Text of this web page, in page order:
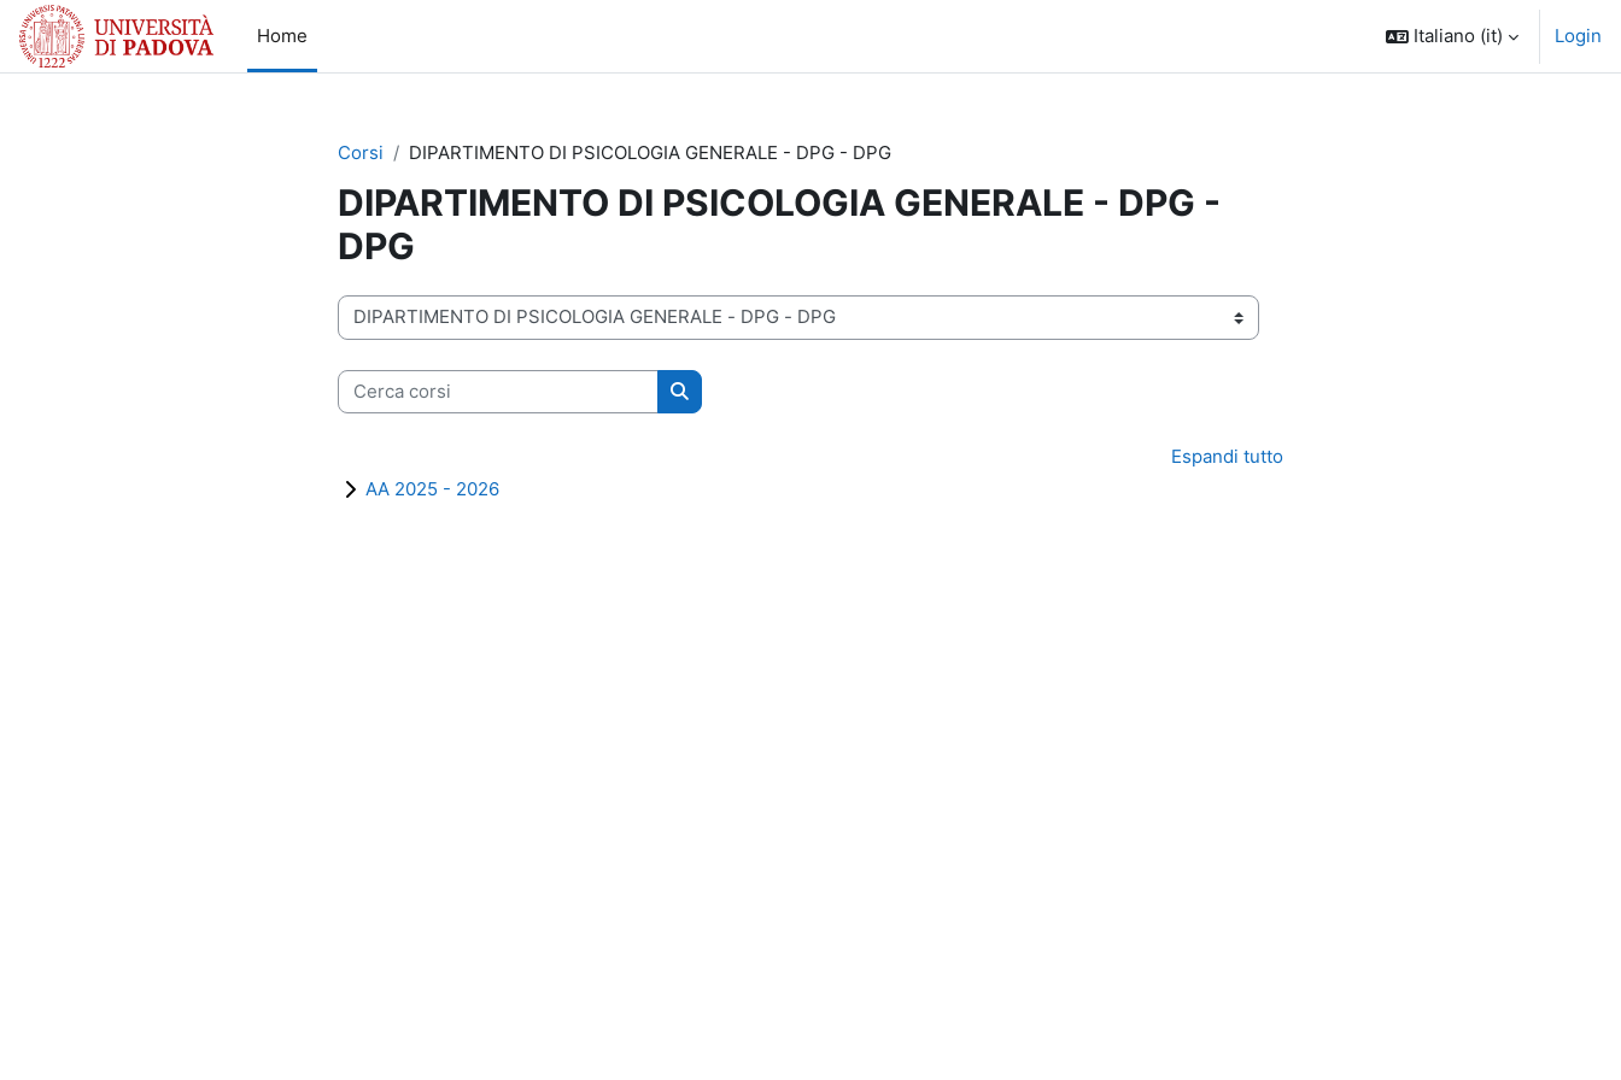
Vai al contenuto principale
Home
Italiano ‎(it)‎ Login
Corsi DIPARTIMENTO DI PSICOLOGIA GENERALE - DPG - DPG
DIPARTIMENTO DI PSICOLOGIA GENERALE - DPG -
DPG
Categorie di corso
Cerca corsi
Cerca corsi
Espandi tutto
AA 2025 - 2026